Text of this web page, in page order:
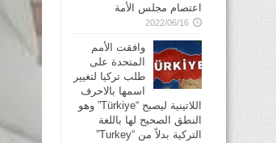
اعتصام مجلس الأمة
2022/06/16
وافقت الأمم
المتحدة على
طلب تركيا لتغيير
اسمها بالاحرف
اللاتينية ليصبح “Türkiye” وهو
النطق الصحيح لها باللغة
التركية بدلاً من “Turkey”